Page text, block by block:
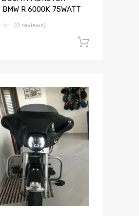
BMW R 6000K 75WATT
(0 reviews)